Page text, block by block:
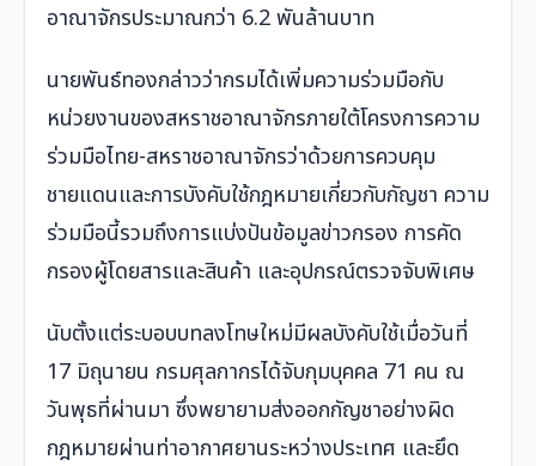
อาณาจักรประมาณกว่า 6.2 พันล้านบาท
นายพันธ์ทองกล่าวว่ากรมได้เพิ่มความร่วมมือกับ
หน่วยงานของสหราชอาณาจักรภายใต้โครงการความ
ร่วมมือไทย-สหราชอาณาจักรว่าด้วยการควบคุม
ชายแดนและการบังคับใช้กฎหมายเกี่ยวกับกัญชา ความ
ร่วมมือนี้รวมถึงการแบ่งปันข้อมูลข่าวกรอง การคัด
กรองผู้โดยสารและสินค้า และอุปกรณ์ตรวจจับพิเศษ
นับตั้งแต่ระบอบบทลงโทษใหม่มีผลบังคับใช้เมื่อวันที่
17 มิถุนายน กรมศุลกากรได้จับกุมบุคคล 71 คน ณ
วันพุธที่ผ่านมา ซึ่งพยายามส่งออกกัญชาอย่างผิด
กฎหมายผ่านท่าอากาศยานระหว่างประเทศ และยึด